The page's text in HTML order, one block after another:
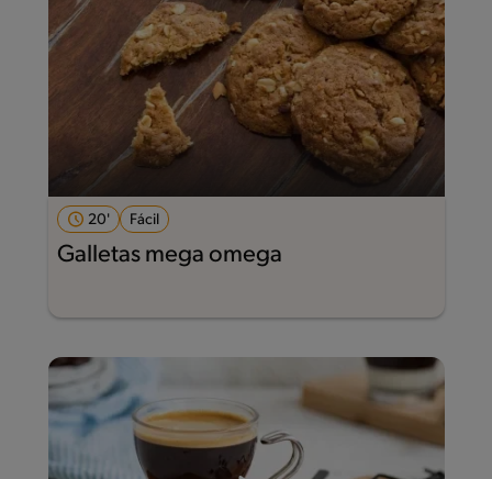
20' Fácil
Galletas mega omega